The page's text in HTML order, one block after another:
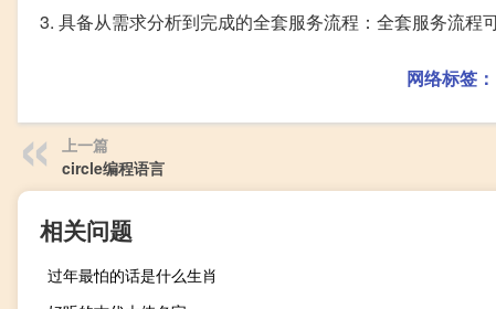
3. 具备从需求分析到完成的全套服务流程：全套服务流程
网络标签：
上一篇
circle编程语言
相关问题
过年最怕的话是什么生肖